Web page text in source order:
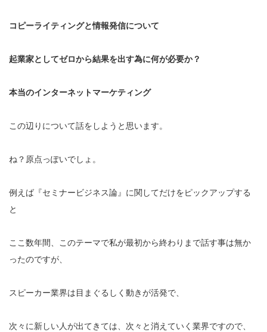
コピーライティングと情報発信について
起業家としてゼロから結果を出す為に何が必要か？
本当のインターネットマーケティング
この辺りについて話をしようと思います。
ね？原点っぽいでしょ。
例えば『セミナービジネス論』に関してだけをピックアップする
と
ここ数年間、このテーマで私が最初から終わりまで話す事は無か
ったのですが、
スピーカー業界は目まぐるしく動きが活発で、
次々に新しい人が出てきては、次々と消えていく業界ですので、